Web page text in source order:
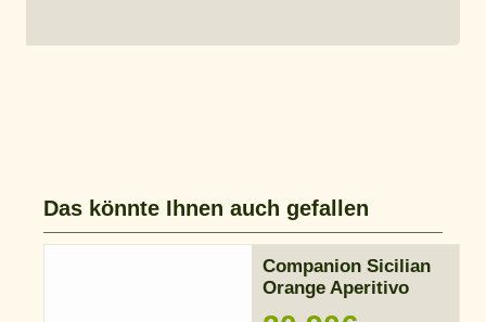
Das könnte Ihnen auch gefallen
Companion Sicilian
Orange Aperitivo